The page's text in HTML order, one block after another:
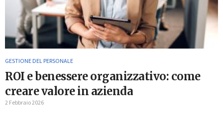
GESTIONE DEL PERSONALE
ROI e benessere organizzativo: come
creare valore in azienda
2 Febbraio 2026